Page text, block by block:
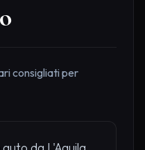
consigliati per